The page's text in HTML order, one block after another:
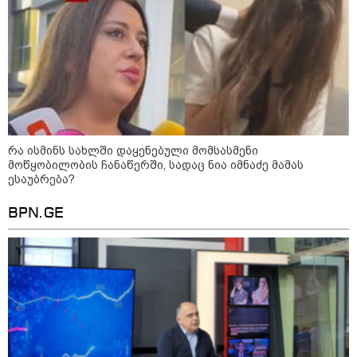
გადავცემ" - ეკა კუპატაძე
განცხადებას ავრცელებს
რა ისმინს სახლში დაყენებული
მომსასმენი მოწყობილობის
ჩანაწერში, სადაც ნია იმნაძე
მამას ესაუბრება?
"ამ ვიდეოს ნახვა ჩემთვის იყო
სიკვდილი" - რას ამბობს
დაკარგული 17 წლის ბიჭის დედა
პოლიტიკა
რა ისმინს სახლში დაყენებული მომსასმენი
მოწყობილობის ჩანაწერში, სადაც ნია იმნაძე მამას
ესაუბრება?
BPN.GE